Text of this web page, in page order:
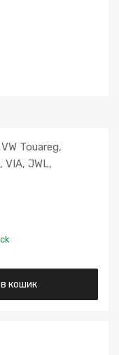
Touareg,
VIA, JWL,
кошик